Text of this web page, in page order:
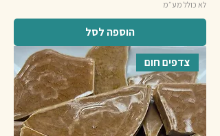
לא כולל מע״מ
הוספה לסל
צדפים חום